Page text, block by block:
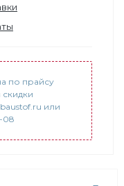
по прайсу
или
08